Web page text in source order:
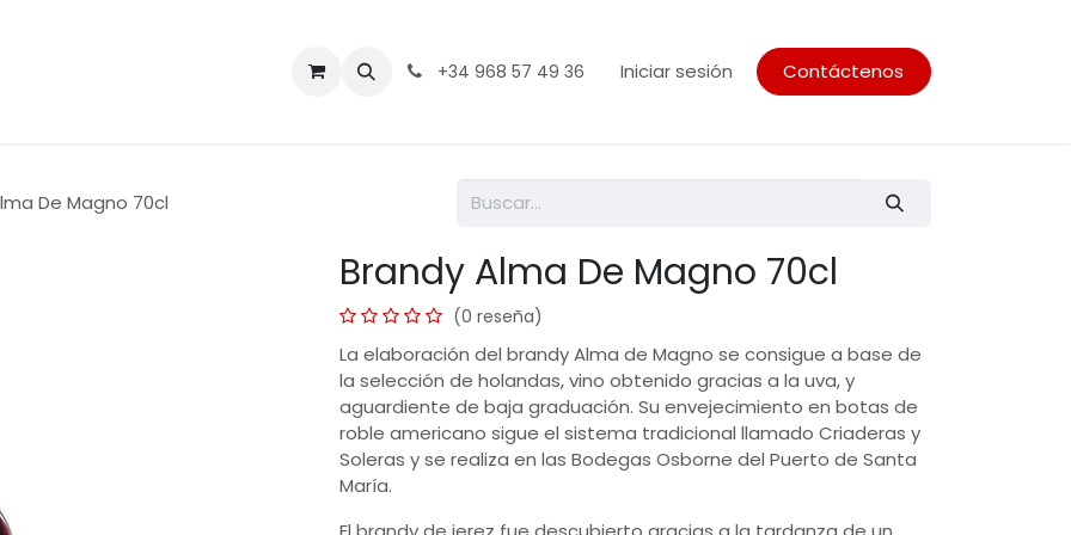
+34 968 57 49 36 Iniciar sesión Contáctenos
De Magno 70cl
Brandy Alma De Magno 70cl
(0 reseña)
La elaboración del brandy Alma de Magno se consigue a base de
la selección de holandas, vino obtenido gracias a la uva, y
aguardiente de baja graduación. Su envejecimiento en botas de
roble americano sigue el sistema tradicional llamado Criaderas y
Soleras y se realiza en las Bodegas Osborne del Puerto de Santa
María.